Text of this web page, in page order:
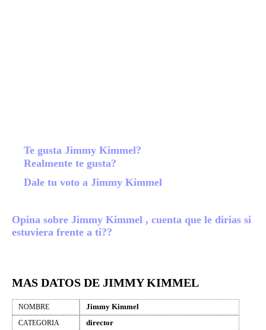
Te gusta Jimmy Kimmel?
Realmente te gusta?
Dale tu voto a Jimmy Kimmel
Opina sobre Jimmy Kimmel , cuenta que le dirias si
estuviera frente a ti??
MAS DATOS DE JIMMY KIMMEL
NOMBRE Jimmy Kimmel
CATEGORIA director